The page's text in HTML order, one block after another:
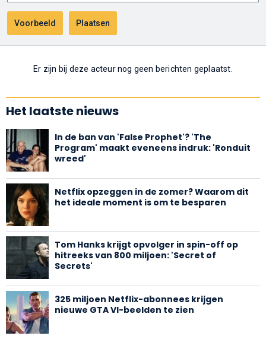
Er zijn bij deze acteur nog geen berichten geplaatst.
Het laatste nieuws
In de ban van 'False Prophet'? 'The
Program' maakt eveneens indruk: 'Ronduit
wreed'
Netflix opzeggen in de zomer? Waarom dit
het ideale moment is om te besparen
Tom Hanks krijgt opvolger in spin-off op
hitreeks van 800 miljoen: 'Secret of
Secrets'
325 miljoen Netflix-abonnees krijgen
nieuwe GTA VI-beelden te zien